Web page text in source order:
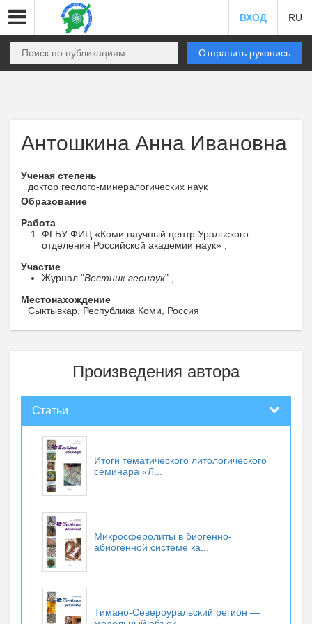
ВХОД RU
Отправить рукопись
Антошкина Анна Ивановна
Ученая степень
доктор геолого-минералогических наук
Образование
Работа
ФГБУ ФИЦ «Коми научный центр Уральского
отделения Российской академии наук» ,
Участие
Журнал "Вестник геонаук" ,
Местонахождение
Сыктывкар, Республика Коми, Россия
Произведения автора
Статьи
Итоги тематического литологического
семинара «Л...
Микросферолиты в биогенно-
абиогенной системе ка...
Тимано-Североуральский регион —